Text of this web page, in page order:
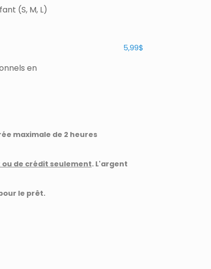
(S, M, L)
en
5,99$
maximale de 2 heures
de crédit seulement. L'argent
le prêt.